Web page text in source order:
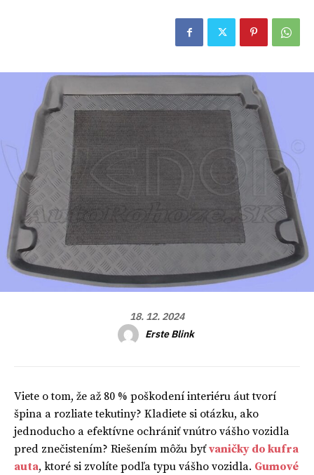
18. 12. 2024
Erste Blink
Viete o tom, že až 80 % poškodení interiéru áut tvorí
špina a rozliate tekutiny? Kladiete si otázku, ako
jednoducho a efektívne ochrániť vnútro vášho vozidla
pred znečistením? Riešením môžu byťvaničky do kufra
auta, ktoré si zvolíte podľa typu vášho vozidla. Gumové